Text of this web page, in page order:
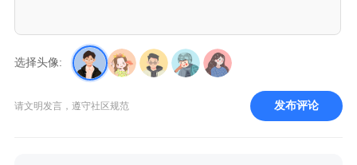
选择头像:
请文明发言，遵守社区规范 发布评论